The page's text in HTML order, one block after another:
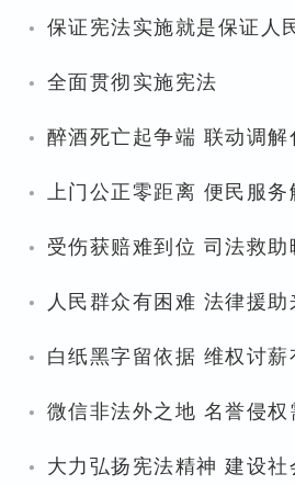
· 保证宪法实施就是保证人
· 全面贯彻实施宪法
· 醉酒死亡起争端 联动调解
· 上门公正零距离 便民服
· 受伤获赔难到位 司法救助
· 人民群众有困难 法律援
· 白纸黑字留依据 维权讨薪
· 微信非法外之地 名誉侵权
· 大力弘扬宪法精神 建设